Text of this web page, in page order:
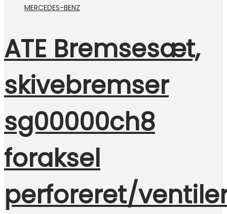
ATE Bremsesæt,
skivebremser
sg00000ch8
foraksel
perforeret/